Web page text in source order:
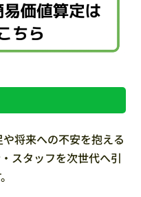
将来への不安を抱える
スタッフを次世代へ引